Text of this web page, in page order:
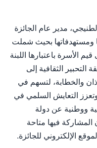
مدير عام الجائزة
ومستهدفاتها بحيث شملت
الأسرة باعتبارها اللبنة
الثقافية إلى
والخطابة، لتسهم في
التعايش السلمي في
ووطنية عن دولة
المشاركة فيها متاحة
الإلكتروني للجائزة.